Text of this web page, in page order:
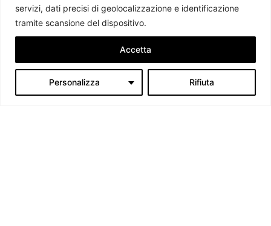
servizi, dati precisi di geolocalizzazione e identificazione
tramite scansione del dispositivo.
Personalizza Rifiuta
Accetta